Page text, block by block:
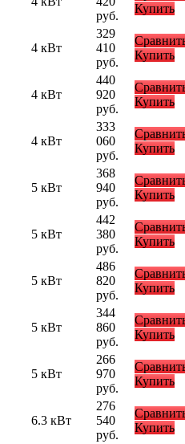
руб.
Купить
4 кВт
329
410
руб.
Купить
4 кВт
440
920
руб.
Купить
4 кВт
333
060
руб.
Купить
5 кВт
368
940
руб.
Купить
5 кВт
442
380
руб.
Купить
5 кВт
486
820
руб.
Купить
5 кВт
344
860
руб.
Купить
5 кВт
266
970
руб.
Купить
6.3 кВт
276
540
руб.
Купить